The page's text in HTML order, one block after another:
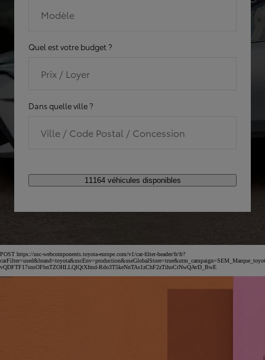
Modèle
Quel est votre budget ?
Prix / Loyer
Dans quelle ville ?
Ville / Code Postal / Concession
11164 véhicules disponibles
POST https://usc-webcomponents.toyota-europe.com/v1/car-filter-header/fr/fr?
vQDFTF17snsOFbnTZOHLLQlQtXfmd-Rdo3T5keNnTAs1zChF2zTihoCtNwQAvD_BwE